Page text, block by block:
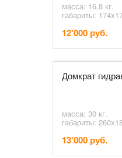
масса: 16,8 кг.
габариты:
12'000 руб.
Домкрат
масса: 30 кг.
габариты:
13'000 руб.